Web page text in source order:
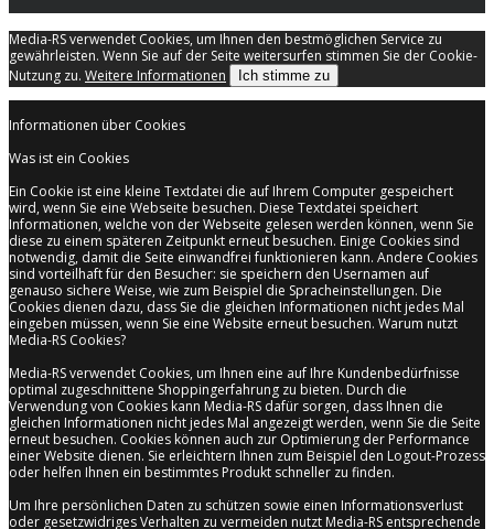
Media-RS verwendet Cookies, um Ihnen den bestmöglichen Service zu
gewährleisten. Wenn Sie auf der Seite weitersurfen stimmen Sie der Cookie-
Nutzung zu. Weitere Informationen Ich stimme zu
Informationen über Cookies
Was ist ein Cookies
Ein Cookie ist eine kleine Textdatei die auf Ihrem Computer gespeichert
wird, wenn Sie eine Webseite besuchen. Diese Textdatei speichert
Informationen, welche von der Webseite gelesen werden können, wenn Sie
diese zu einem späteren Zeitpunkt erneut besuchen. Einige Cookies sind
notwendig, damit die Seite einwandfrei funktionieren kann. Andere Cookies
sind vorteilhaft für den Besucher: sie speichern den Usernamen auf
genauso sichere Weise, wie zum Beispiel die Spracheinstellungen. Die
Cookies dienen dazu, dass Sie die gleichen Informationen nicht jedes Mal
eingeben müssen, wenn Sie eine Website erneut besuchen. Warum nutzt
Media-RS Cookies?
Media-RS verwendet Cookies, um Ihnen eine auf Ihre Kundenbedürfnisse
optimal zugeschnittene Shoppingerfahrung zu bieten. Durch die
Verwendung von Cookies kann Media-RS dafür sorgen, dass Ihnen die
gleichen Informationen nicht jedes Mal angezeigt werden, wenn Sie die Seite
erneut besuchen. Cookies können auch zur Optimierung der Performance
einer Website dienen. Sie erleichtern Ihnen zum Beispiel den Logout-Prozess
oder helfen Ihnen ein bestimmtes Produkt schneller zu finden.
Um Ihre persönlichen Daten zu schützen sowie einen Informationsverlust
oder gesetzwidriges Verhalten zu vermeiden nutzt Media-RS entsprechende